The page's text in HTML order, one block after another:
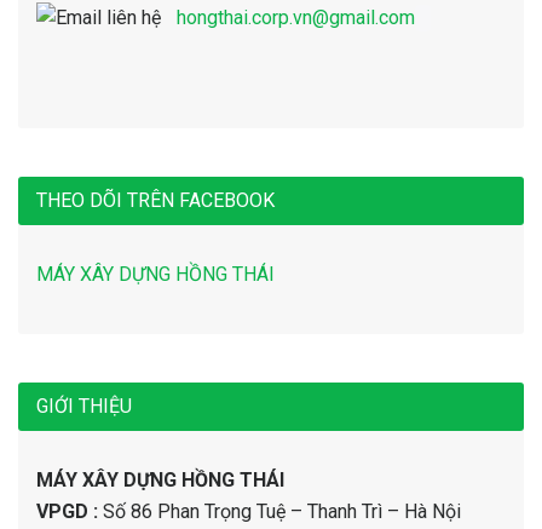
hongthai.corp.vn@gmail.com
THEO DÕI TRÊN FACEBOOK
MÁY XÂY DỰNG HỒNG THÁI
GIỚI THIỆU
MÁY XÂY DỰNG HỒNG THÁI
VPGD : Số 86 Phan Trọng Tuệ – Thanh Trì – Hà Nội